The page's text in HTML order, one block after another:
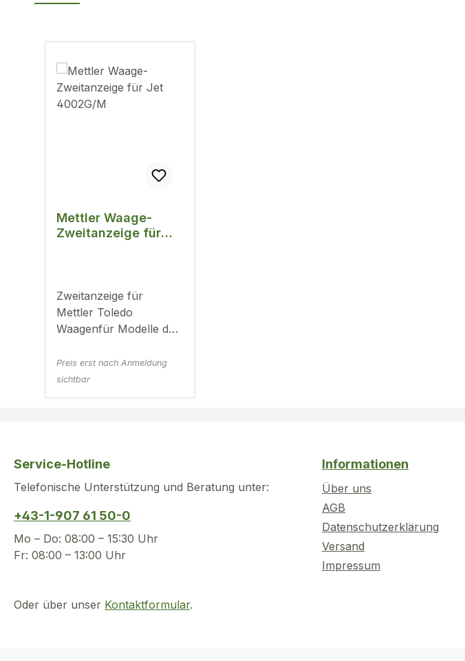
Mettler Waage-
Zweitanzeige für
Zweitanzeige für
Mettler Toledo
Waagenfür Modelle der
Preis erst nach Anmeldung
sichtbar
Service-Hotline
Telefonische Unterstützung und Beratung unter:
+43-1-907 61 50-0
Mo – Do: 08:00 – 15:30 Uhr
Fr: 08:00 – 13:00 Uhr
Oder über unser Kontaktformular.
Informationen
Über uns
AGB
Datenschutzerklärung
Versand
Impressum